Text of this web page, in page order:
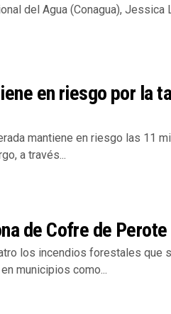
del Agua (Conagua), Jessica
en riesgo por la
mantiene en riesgo las 11
a través...
de Cofre de Perote
los incendios forestales que
municipios como...